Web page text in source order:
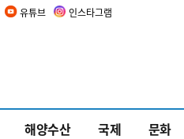
유튜브 인스타그램
해양수산 국제 문화